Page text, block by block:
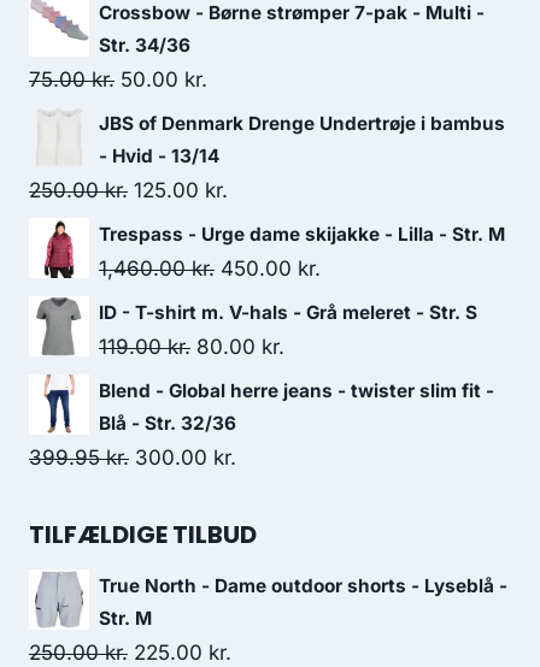
Crossbow - Børne strømper 7-pak - Multi -
Str. 34/36
75.00kr. Original
price
was:
75.00 kr..
50.00 kr.
price
is:
50.00 kr..
JBS of Denmark Drenge Undertrøje i bambus
- Hvid - 13/14
250.00kr. Original
price
was:
125.00 kr.
price
is:
Trespass - Urge dame skijakke - Lilla - Str. M
1,460.00kr. Original
price
was:
450.00 kr.
price
ID - T-shirt m. V-hals - Grå meleret - Str. S
119.00kr. Original
price
was:
119.00 kr..
80.00 kr.
price
Blend - Global herre jeans - twister slim fit -
Blå - Str. 32/36
399.95kr. Original
was:
300.00 kr.
is:
TILFÆLDIGE TILBUD
True North - Dame outdoor shorts - Lyseblå -
Str. M
250.00kr. Original
225.00 kr.